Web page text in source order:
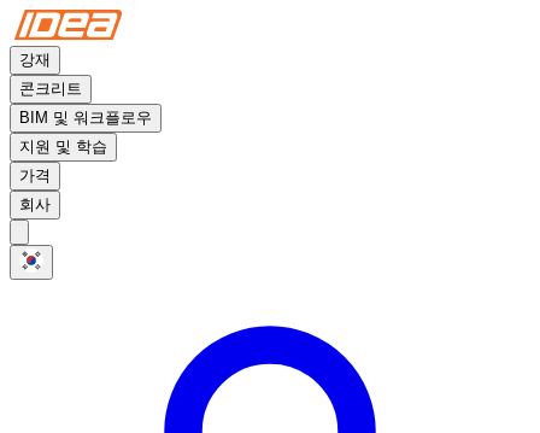
강재
콘크리트
BIM 및 워크플로우
지원 및 학습
가격
회사